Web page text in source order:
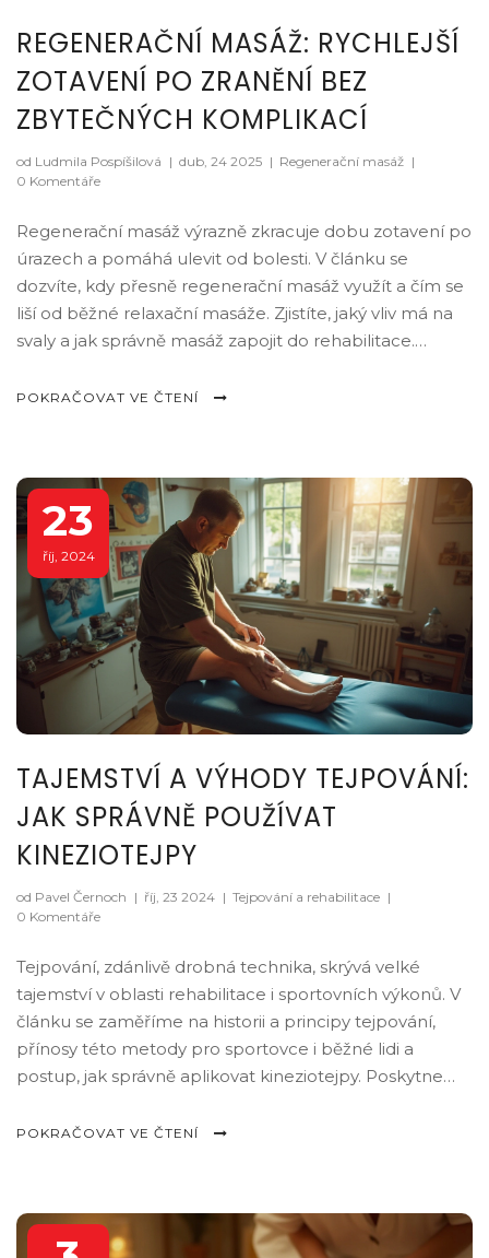
REGENERAČNÍ MASÁŽ: RYCHLEJŠÍ
ZOTAVENÍ PO ZRANĚNÍ BEZ
ZBYTEČNÝCH KOMPLIKACÍ
od Ludmila Pospíšilová | dub, 24 2025 | Regenerační masáž |
0 Komentáře
Regenerační masáž výrazně zkracuje dobu zotavení po
úrazech a pomáhá ulevit od bolesti. V článku se
dozvíte, kdy přesně regenerační masáž využít a čím se
liší od běžné relaxační masáže. Zjistíte, jaký vliv má na
svaly a jak správně masáž zapojit do rehabilitace.
pár překvapivých faktů, které vám cestu k rychlejšímu
POKRAČOVAT VE ČTENÍ
23
říj, 2024
TAJEMSTVÍ A VÝHODY TEJPOVÁNÍ:
JAK SPRÁVNĚ POUŽÍVAT
KINEZIOTEJPY
od Pavel Černoch | říj, 23 2024 | Tejpování a rehabilitace |
0 Komentáře
Tejpování, zdánlivě drobná technika, skrývá velké
tajemství v oblasti rehabilitace i sportovních výkonů. V
článku se zaměříme na historii a principy tejpování,
přínosy této metody pro sportovce i běžné lidi a
postup, jak správně aplikovat kineziotejpy. Poskytne
výsledků a zkvalitnění péče o pohybový aparát.
POKRAČOVAT VE ČTENÍ